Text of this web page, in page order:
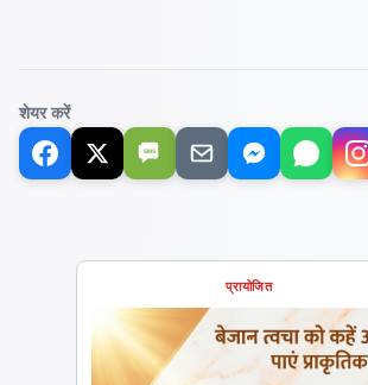
शेयर करें
SMS
प्रायोजित